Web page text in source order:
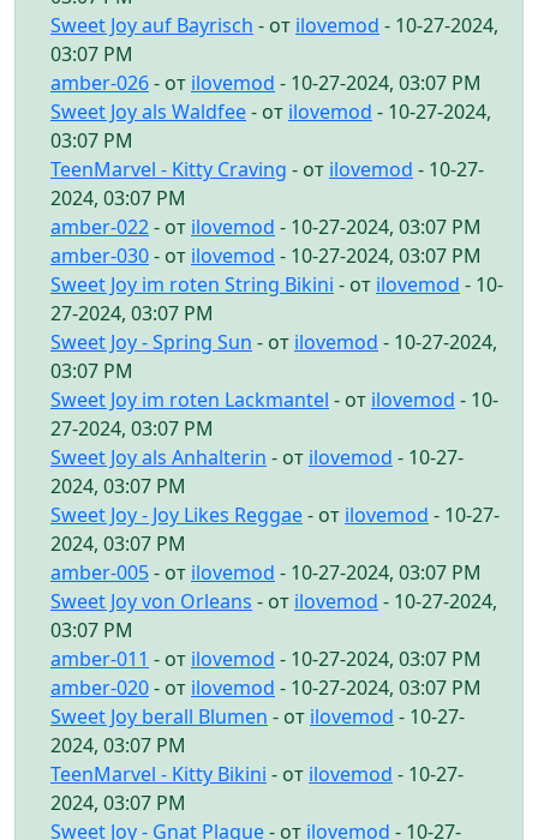
Sweet Joy auf Bayrisch - от ilovemod - 10-27-2024,
03:07 PM
amber-026- от ilovemod - 10-27-2024, 03:07 PM
Sweet Joy als Waldfee- от ilovemod - 10-27-2024,
03:07 PM
TeenMarvel - Kitty Craving - от ilovemod - 10-27-
2024, 03:07 PM
amber-022- от ilovemod - 10-27-2024, 03:07 PM
amber-030- от ilovemod - 10-27-2024, 03:07 PM
Sweet Joy im roten String Bikini - от ilovemod - 10-
27-2024, 03:07 PM
Sweet Joy - Spring Sun - от ilovemod - 10-27-2024,
03:07 PM
Sweet Joy im roten Lackmantel - от ilovemod - 10-
27-2024, 03:07 PM
Sweet Joy als Anhalterin - от ilovemod - 10-27-
2024, 03:07 PM
Sweet Joy - Joy Likes Reggae- от ilovemod - 10-27-
2024, 03:07 PM
amber-005- от ilovemod - 10-27-2024, 03:07 PM
Sweet Joy von Orleans - от ilovemod - 10-27-2024,
03:07 PM
amber-011 - от ilovemod - 10-27-2024, 03:07 PM
amber-020- от ilovemod - 10-27-2024, 03:07 PM
Sweet Joy berall Blumen - от ilovemod - 10-27-
2024, 03:07 PM
TeenMarvel - Kitty Bikini - от ilovemod - 10-27-
2024, 03:07 PM
Sweet Joy - Gnat Plague- от ilovemod - 10-27-